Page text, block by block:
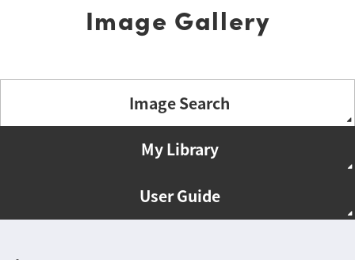
Image Gallery
Image Search
My Library
User Guide